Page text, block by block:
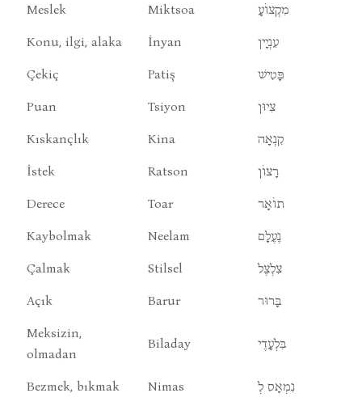
Meslek Miktsoa מִקְצוֹעָ
Konu, ilgi, alaka İnyan עִנְיָין
Çekiç Patiş פָּטִישׁ
Puan Tsiyon צִיוּן
Kıskançlık Kina קִנְאָה
İstek Ratson רָצוֹן
Derece Toar תוֹאָר
Kaybolmak Neelam נֶעֶלָם
Çalmak Stilsel צִלְצֶל
Açık Barur בָּרוּר
Meksizin,
olmadan
Biladay בִּלְעָדֶי
Bezmek, bıkmak Nimas נִמְאָס לְ